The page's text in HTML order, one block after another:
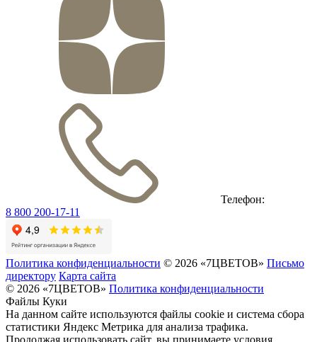
Телефон:
8 800 200-17-11
Политика конфиденциальности © 2026 «7ЦВЕТОВ» Письмо
директору Карта сайта
© 2026 «7ЦВЕТОВ» Политика конфиденциальности
Файлы Куки
На данном сайте используются файлы cookie и система сбора
статистики Яндекс Метрика для анализа трафика.
Продолжая использовать сайт, вы принимаете условия